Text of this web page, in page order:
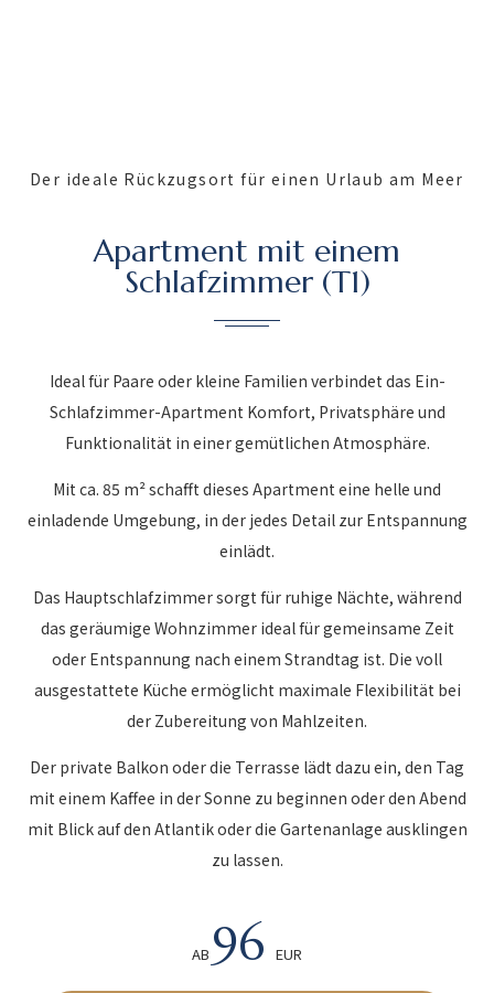
Apartment mit einem
Schlafzimmer (T1)
Der ideale Rückzugsort für einen Urlaub am Meer
Ideal für Paare oder kleine Familien verbindet das Ein-
Schlafzimmer-Apartment Komfort, Privatsphäre und
Funktionalität in einer gemütlichen Atmosphäre.
Mit ca. 85 m² schafft dieses Apartment eine helle und
einladende Umgebung, in der jedes Detail zur Entspannung
einlädt.
Das Hauptschlafzimmer sorgt für ruhige Nächte, während
das geräumige Wohnzimmer ideal für gemeinsame Zeit
oder Entspannung nach einem Strandtag ist. Die voll
ausgestattete Küche ermöglicht maximale Flexibilität bei
der Zubereitung von Mahlzeiten.
Der private Balkon oder die Terrasse lädt dazu ein, den Tag
mit einem Kaffee in der Sonne zu beginnen oder den Abend
mit Blick auf den Atlantik oder die Gartenanlage ausklingen
zu lassen.
AB 96 EUR